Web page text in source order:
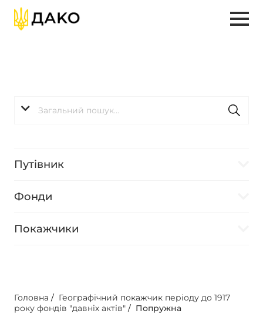
Путівник
Фонди
Покажчики
Головна / Географічний покажчик періоду до 1917
року фондів "давніх актів" / Попружна